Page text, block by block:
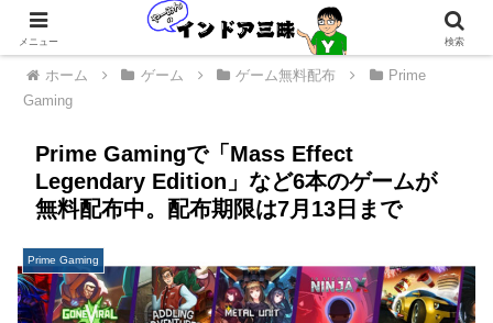
ホーム ゲーム ゲーム無料配布
Prime
Gaming
Prime Gamingで「Mass Effect
Legendary Edition」など6本のゲームが
無料配布中。配布期限は7月13日まで
Prime Gaming
メニュー 検索